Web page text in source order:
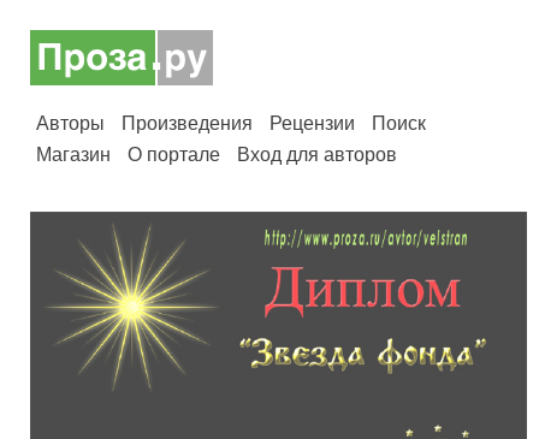
Авторы Произведения Рецензии
Поиск
Магазин
О портале Вход для авторов